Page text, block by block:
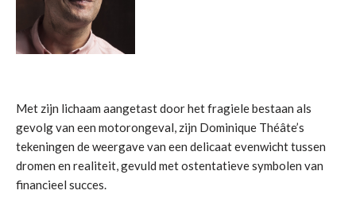
Met zijn lichaam aangetast door het fragiele bestaan als
gevolg van een motorongeval, zijn Dominique Théâte’s
tekeningen de weergave van een delicaat evenwicht tussen
dromen en realiteit, gevuld met ostentatieve symbolen van
financieel succes.